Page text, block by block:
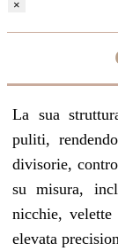
×
La sua
puliti,
divisorie,
su misura,
nicchie,
elevata